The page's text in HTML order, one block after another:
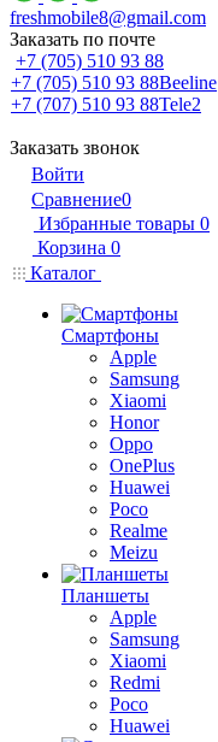
freshmobile8@gmail.com
Заказать по почте
+7 (705) 510 93 88
+7 (705) 510 93 88Beeline
+7 (707) 510 93 88Tele2
Заказать звонок
Войти
Сравнение0
Избранные товары 0
Корзина 0
Каталог
Смартфоны
Apple
Samsung
Xiaomi
Honor
Oppo
OnePlus
Huawei
Poco
Realme
Meizu
Планшеты
Apple
Samsung
Xiaomi
Redmi
Poco
Huawei